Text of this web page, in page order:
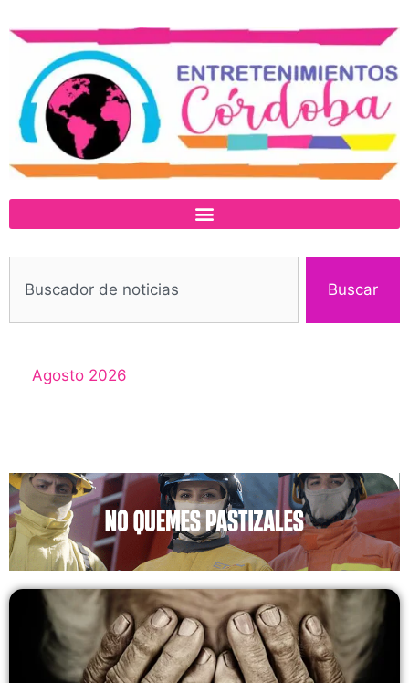
Buscar
Agosto 2026